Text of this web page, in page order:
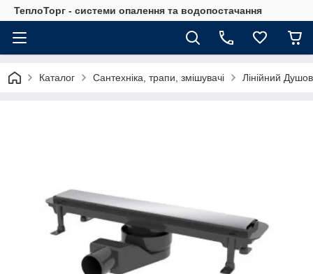
ТеплоТорг - системи опалення та водопостачання
Каталог Сантехніка, трапи, змішувачі Лінійний